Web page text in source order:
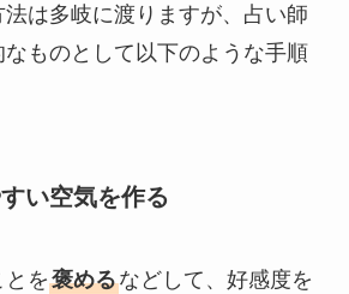
は多岐に渡りますが、占い師
ものとして以下のような手順
い空気を作る
とを褒めるなどして、好感度を